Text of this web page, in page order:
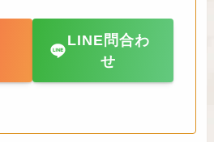
LINE問合わ
せ